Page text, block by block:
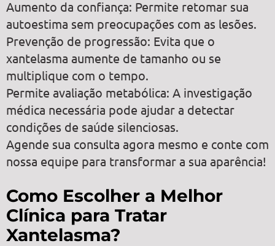
Aumento da confiança: Permite retomar sua
autoestima sem preocupações com as lesões.
Prevenção de progressão: Evita que o
xantelasma aumente de tamanho ou se
multiplique com o tempo.
Permite avaliação metabólica: A investigação
médica necessária pode ajudar a detectar
condições de saúde silenciosas.
Agende sua consulta agora mesmo e conte com
nossa equipe para transformar a sua aparência!
Como Escolher a Melhor
Clínica para Tratar
Xantelasma?